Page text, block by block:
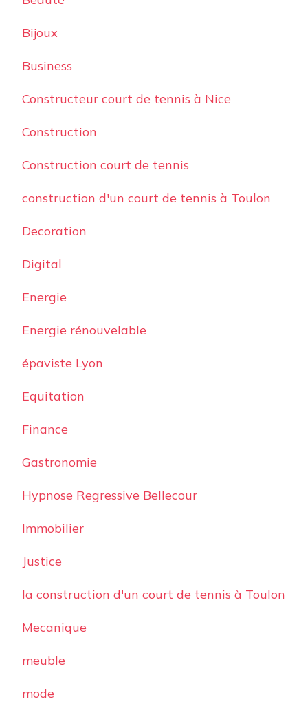
Bijoux
Business
Constructeur court de tennis à Nice
Construction
Construction court de tennis
construction d'un court de tennis à Toulon
Decoration
Digital
Energie
Energie rénouvelable
épaviste Lyon
Equitation
Finance
Gastronomie
Hypnose Regressive Bellecour
Immobilier
Justice
la construction d'un court de tennis à Toulon
Mecanique
meuble
mode